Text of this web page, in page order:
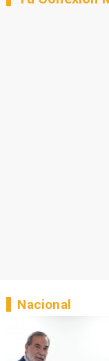
Nacional